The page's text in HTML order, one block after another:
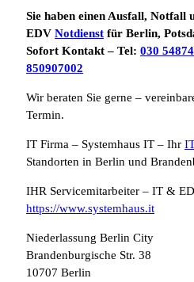
Sie haben einen Ausfall, Notfall
EDV Notdienst für Berlin,
Sofort Kontakt – Tel: 030
850907002
Wir beraten Sie gerne –
Termin.
IT Firma – Systemhaus IT – Ihr
Standorten in Berlin und
IHR Servicemitarbeiter – IT &
https://www.systemhaus.it
Niederlassung Berlin City
Brandenburgische Str. 38
10707 Berlin